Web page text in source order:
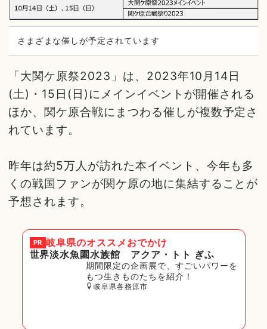
さまざまな催しが予定されています
「大関ケ原祭2023」は、2023年10月14日
(土)・15日(日)にメインイベントが開催される
ほか、関ケ原合戦にまつわる催しが複数予定さ
れています。
昨年は約5万人が訪れた本イベント、今年も多
くの戦国ファンが関ケ原の地に集結することが
予想されます。
PR 岐阜県のオススメおでかけ
世界淡水魚園水族館 アクア・トト ぎふ
期間限定の企画展で、すごいパワーを
もつ生きものたちを紹介！
岐阜県各務原市